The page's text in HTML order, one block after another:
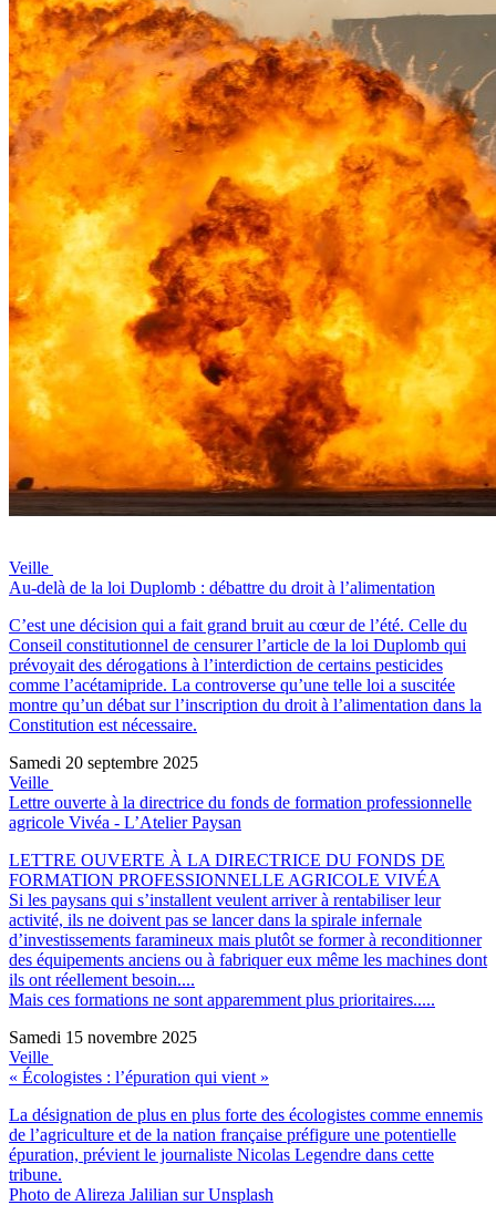
Veille
Au-delà de la loi Duplomb : débattre du droit à l’alimentation
C’est une décision qui a fait grand bruit au cœur de l’été. Celle du
Conseil constitutionnel de censurer l’article de la loi Duplomb qui
prévoyait des dérogations à l’interdiction de certains pesticides
comme l’acétamipride. La controverse qu’une telle loi a suscitée
montre qu’un débat sur l’inscription du droit à l’alimentation dans la
Constitution est nécessaire.
Samedi 20 septembre 2025
Veille
Lettre ouverte à la directrice du fonds de formation professionnelle
agricole Vivéa - L’Atelier Paysan
LETTRE OUVERTE À LA DIRECTRICE DU FONDS DE
FORMATION PROFESSIONNELLE AGRICOLE VIVÉA
Si les paysans qui s’installent veulent arriver à rentabiliser leur
activité, ils ne doivent pas se lancer dans la spirale infernale
d’investissements faramineux mais plutôt se former à reconditionner
des équipements anciens ou à fabriquer eux même les machines dont
ils ont réellement besoin....
Mais ces formations ne sont apparemment plus prioritaires.....
Samedi 15 novembre 2025
Veille
« Écologistes : l’épuration qui vient »
La désignation de plus en plus forte des écologistes comme ennemis
de l’agriculture et de la nation française préfigure une potentielle
épuration, prévient le journaliste Nicolas Legendre dans cette
tribune.
Photo de Alireza Jalilian sur Unsplash